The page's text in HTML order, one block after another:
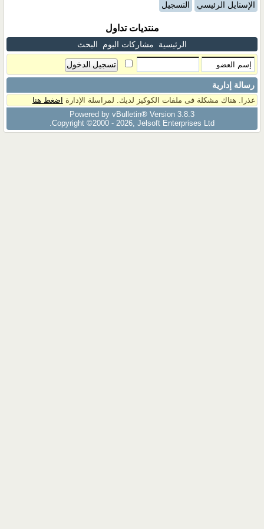
الإستايل الرئيسي التسجيل
منتديات تداول
الرئيسية مشاركات اليوم البحث
رسالة إدارية
عذرا. هناك مشكلة فى ملفات الكوكيز لديك. لمراسلة الإدارة اضغط هنا
Powered by vBulletin® Version 3.8.3
Copyright ©2000 - 2026, Jelsoft Enterprises Ltd.